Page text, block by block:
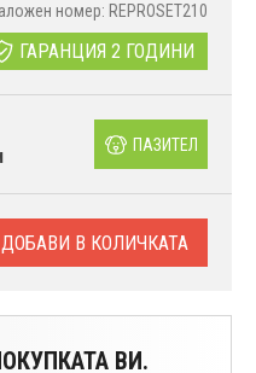
номер: REPROSET210
ГАРАНЦИЯ 2 ГОДИНИ
ПАЗИТЕЛ
ДОБАВИ В КОЛИЧКАТА
ВИ.